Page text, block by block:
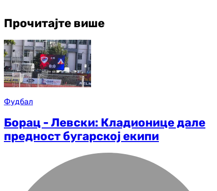
Прочитајте више
Фудбал
Борац - Левски: Кладионице дале
предност бугарској екипи